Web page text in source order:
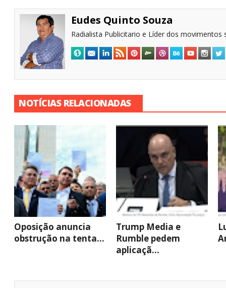
Eudes Quinto Souza
Radialista Publicitario e Líder dos movimentos
NOTÍCIAS RELACIONADAS
Oposição anuncia
obstrução na tenta...
Trump Media e
Rumble pedem
aplicaçã...